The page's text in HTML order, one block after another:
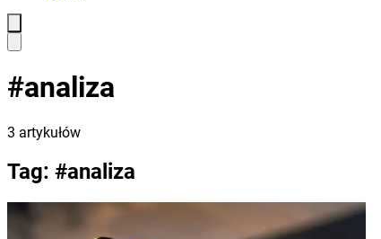
#analiza
3 artykułów
Tag: #analiza